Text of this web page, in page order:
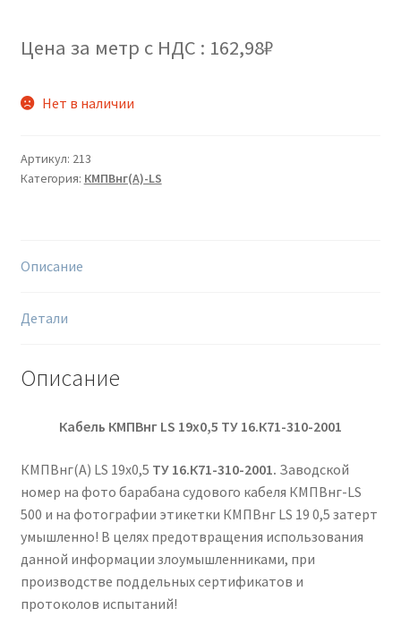
Цена за метр с НДС : 162,98₽
Нет в наличии
Артикул: 213
Категория: КМПВнг(А)-LS
Описание
Детали
Описание
Кабель КМПВнг LS 19х0,5 ТУ 16.К71-310-2001
КМПВнг(А) LS 19х0,5 ТУ 16.К71-310-2001. Заводской
номер на фото барабана судового кабеля КМПВнг-LS
500 и на фотографии этикетки КМПВнг LS 19 0,5 затерт
умышленно! В целях предотвращения использования
данной информации злоумышленниками, при
производстве поддельных сертификатов и
протоколов испытаний!